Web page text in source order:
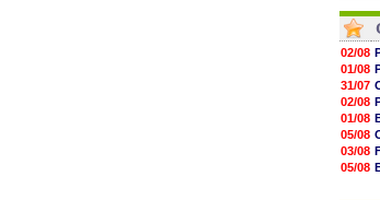
02/08
01/08
31/07
02/08
01/08
05/08
03/08
05/08